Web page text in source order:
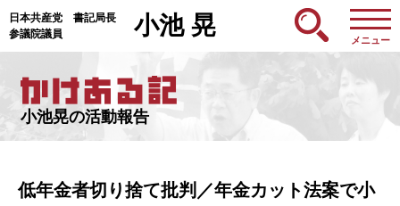
日本共産党 書記局長
参議院議員
小池 晃
メニュー
小池晃の活動報告
低年金者切り捨て批判／年金カット法案で小